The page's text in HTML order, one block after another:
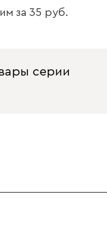
за 35
серии